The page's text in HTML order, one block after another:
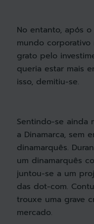
No entanto, após
mundo corporativo
grato pelo
queria estar mais
isso, demitiu-se.
Sentindo-se ainda
a Dinamarca, sem
dinamarquês.
um dinamarquês
juntou-se a um
das dot-com.
trouxe uma grave
mercado.